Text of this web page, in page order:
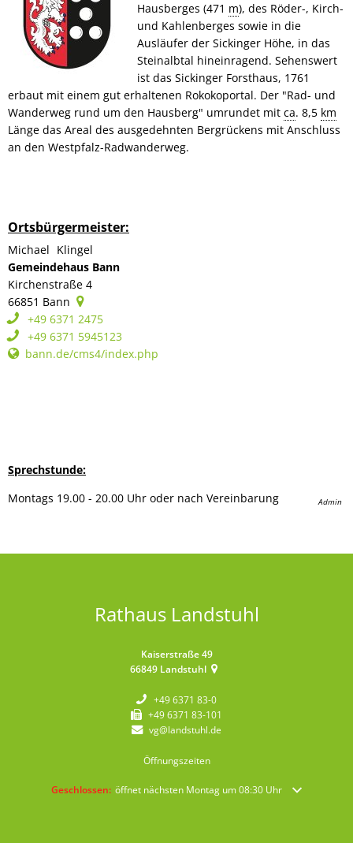
Hausberges (471 m), des Röder-, Kirch-
und Kahlenberges sowie in die
Ausläufer der Sickinger Höhe, in das
Steinalbtal hineinragend. Sehenswert
ist das Sickinger Forsthaus, 1761
erbaut mit einem gut erhaltenen Rokokoportal. Der "Rad- und
Wanderweg rund um den Hausberg" umrundet mit ca. 8,5 km
Länge das Areal des ausgedehnten Bergrückens mit Anschluss
an den Westpfalz-Radwanderweg.
Ortsbürgermeister:
Michael Klingel
Gemeindehaus Bann
Kirchenstraße 4
66851 Bann
+49 6371 2475
+49 6371 5945123
bann.de/cms4/index.php
Admin
Sprechstunde:
Montags 19.00 - 20.00 Uhr oder nach Vereinbarung
Rathaus Landstuhl
Kaiserstraße 49
66849 Landstuhl
+49 6371 83-0
+49 6371 83-101
vg@landstuhl.de
Öffnungszeiten
Klicken, um weitere Öffnungs- oder Schließzeiten auszublenden
Geschlossen: öffnet nächsten Montag um 08:30 Uhr